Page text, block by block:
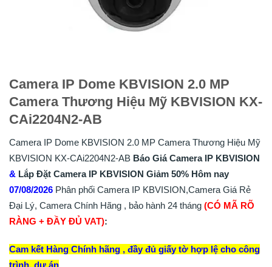
Camera IP Dome KBVISION 2.0 MP
Camera Thương Hiệu Mỹ KBVISION KX-
CAi2204N2-AB
Camera IP Dome KBVISION 2.0 MP Camera Thương Hiệu Mỹ
KBVISION KX-CAi2204N2-AB Báo Giá Camera IP KBVISION
& Lắp Đặt Camera IP KBVISION Giảm 50% Hôm nay
07/08/2026 Phân phối Camera IP KBVISION,Camera Giá Rẻ
Đại Lý, Camera Chính Hãng , bảo hành 24 tháng (CÓ MÃ RÕ
RÀNG + ĐẦY ĐỦ VAT):
Cam kết Hàng Chính hãng , đầy đủ giấy tờ hợp lệ cho công
trình, dự án